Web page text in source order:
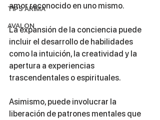
TIPS ARIMA
AVALON
amor reconocido en uno mismo.
La expansión de la conciencia puede
incluir el desarrollo de habilidades
como la intuición, la creatividad y la
apertura a experiencias
trascendentales o espirituales.
Asimismo, puede involucrar la
liberación de patrones mentales que